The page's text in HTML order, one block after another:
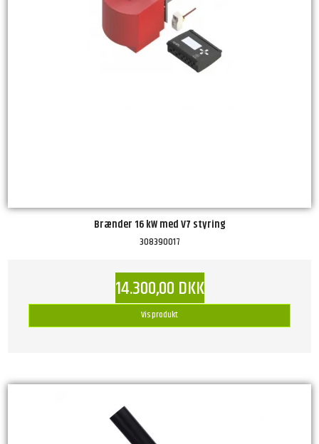
Brænder 16 kW med V7 styring
308390017
14.300,00 DKK
Vis produkt